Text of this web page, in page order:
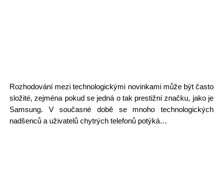
Rozhodování mezi technologickými novinkami může být často
složité, zejména pokud se jedná o tak prestižní značku, jako je
Samsung. V současné době se mnoho technologických
nadšenců a uživatelů chytrých telefonů potýká…